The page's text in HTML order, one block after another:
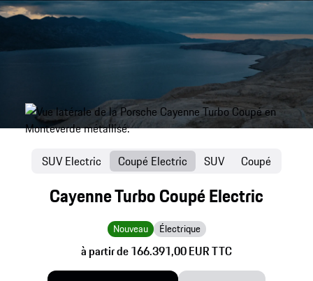
Cayenne Turbo Coupé Electric
Nouveau Électrique
à partir de 166.391,00 EUR TTC
SUV Electric Coupé Electric SUV Coupé